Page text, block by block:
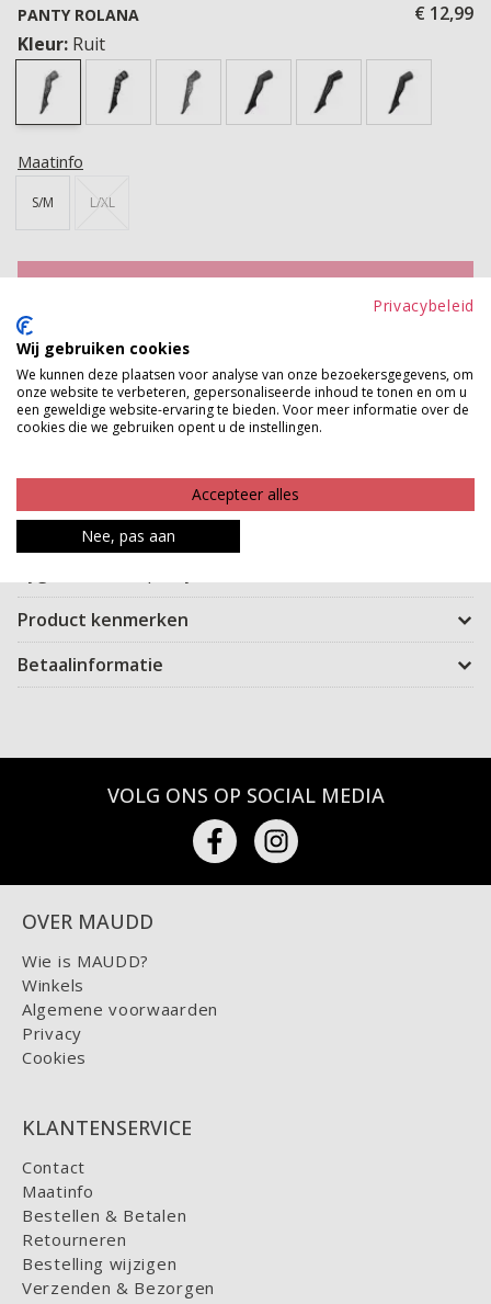
PANTY ROLANA
€ 12,99
Kleur: Ruit
Maatinfo
S/M L/XL
Gratis verzenden vanaf €150,-
Gratis ophalen en ruilen in onze winkels
Bekijk voorraad winkel
Maak jouw outfit af met deze te gekke panty's met
leuke print. De panty kun je in twee maten krijgen - s/m
en l/xl - en de panty is van 40 denier. Let op i.v.m.
Product kenmerken
Betaalinformatie
VOLG ONS OP SOCIAL MEDIA
OVER MAUDD
Wie is MAUDD?
Winkels
Algemene voorwaarden
Privacy
Cookies
KLANTENSERVICE
Contact
Maatinfo
Bestellen & Betalen
Retourneren
Bestelling wijzigen
Verzenden & Bezorgen
Privacybeleid
Wij gebruiken cookies
We kunnen deze plaatsen voor analyse van onze bezoekersgegevens, om
onze website te verbeteren, gepersonaliseerde inhoud te tonen en om u
een geweldige website-ervaring te bieden. Voor meer informatie over de
cookies die we gebruiken opent u de instellingen.
Accepteer alles
Nee, pas aan